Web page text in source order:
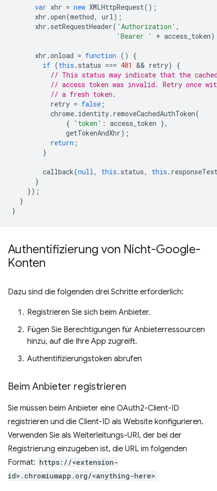
var xhr = new XMLHttpRequest();
xhr .open(method, url);
xhr . setRequestHeader( 'Authorization' ,
'Bearer '
+ access_token
xhr .onload = function ()
{
if (this . status === 401 && retry)
{
// This status may indicate that the
// access token was invalid. Retry once
// a fresh token.
retry = false ;
chrome. identity. removeCachedAuthToken(
{
'token' : access_token },
getTokenAndXhr);
return ;
}
callback(null, this . status, this .
}
});
}
}
Authentifizierung von Nicht-Google-
Konten
Dazu sind die folgenden drei Schritte erforderlich:
Registrieren Sie sich beim Anbieter.
Fügen Sie Berechtigungen für Anbieterressourcen
hinzu, auf die Ihre App zugreift.
Authentifizierungstoken abrufen
Beim Anbieter registrieren
Sie müssen beim Anbieter eine OAuth2-Client-ID
registrieren und die Client-ID als Website konfigurieren.
Verwenden Sie als Weiterleitungs-URI, der bei der
Registrierung einzugeben ist, die URL im folgenden
Format: https://<extension-
id>.chromiumapp.org/<anything-here>